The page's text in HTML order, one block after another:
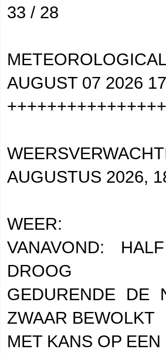
33 / 28
AUGUST 07 2026
AUGUSTUS 2026,
WEER:
VANAVOND:
DROOG
GEDURENDE DE
ZWAAR BEWOLKT
MET KANS OP